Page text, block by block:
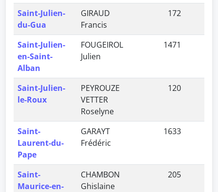
Saint-Julien-
du-Gua
GIRAUD
Francis
172
Saint-Julien-
en-Saint-
Alban
FOUGEIROL
Julien
1471
Saint-Julien-
le-Roux
PEYROUZE
VETTER
Roselyne
120
Saint-
Laurent-du-
Pape
GARAYT
Frédéric
1633
Saint-
Maurice-en-
CHAMBON
Ghislaine
205